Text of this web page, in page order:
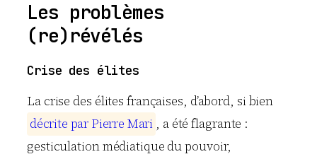
Les problèmes
(re)révélés
Crise des élites
La crise des élites françaises, d’abord, si bien
décrite par Pierre Mari , a été flagrante :
gesticulation médiatique du pouvoir,